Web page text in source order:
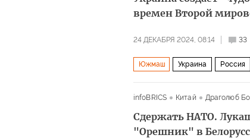
времен Второй
24 ДЕКАБРЯ 2024, 08:14 33
Южмаш Украина Россия
infoBRICS Китай Драголюб
Сдержать НАТО.
"Орешник" в